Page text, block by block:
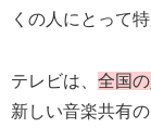
くの人にとって
テレビは、 全国
新しい音楽共有